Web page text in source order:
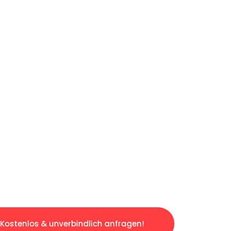
Kostenlos & unverbindlich anfragen!